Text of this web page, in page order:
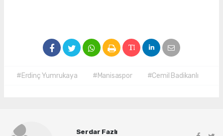
#Erdinç Yumrukaya #Manisaspor #Cemil Badikanlı
Serdar Fazlı